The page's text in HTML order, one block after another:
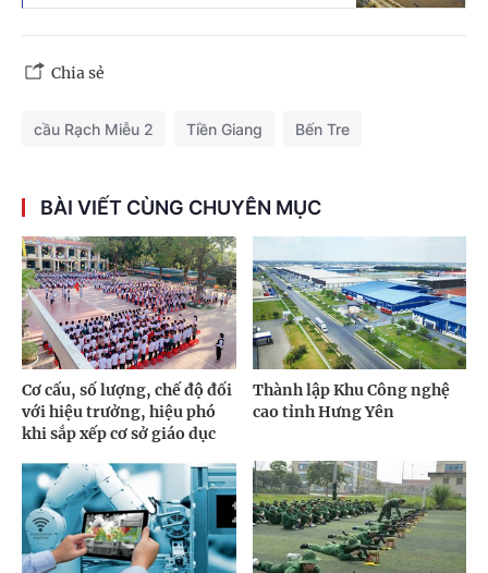
Chia sẻ
cầu Rạch Miễu 2 Tiền Giang Bến Tre
BÀI VIẾT CÙNG CHUYÊN MỤC
Cơ cấu, số lượng, chế độ đối
với hiệu trưởng, hiệu phó
khi sắp xếp cơ sở giáo dục
Thành lập Khu Công nghệ
cao tỉnh Hưng Yên